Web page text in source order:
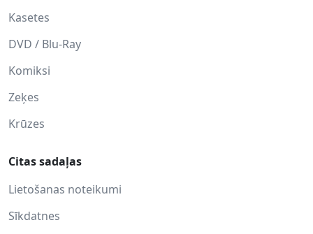
Kasetes
DVD / Blu-Ray
Komiksi
Zeķes
Krūzes
Citas sadaļas
Lietošanas noteikumi
Sīkdatnes